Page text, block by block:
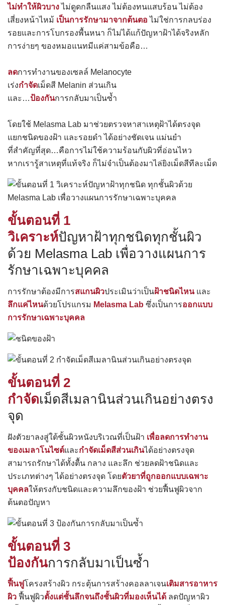
ไม่ทำให้ผิวบางไม่ดูดกลืนแสง ไม่ต้องทนแสบร้อน ไม่ต้อง
เสี่ยงหน้าไหม้ เป็นการรักษามาจากต้นตอ ไม่ใช่การกลบร่อง
รอยและการโบกรองพื้นหนา ก็ไม่ได้แก้ปัญหาฝ้าได้จริงหลัก
การง่ายๆ ของหมอแนทมีแค่สามข้อคือ…
ลดการทำงานของเซลล์ Melanocyte
เร่งกำจัดเม็ดสี Melanin ส่วนเกิน
และ…ป้องกันการกลับมาเป็นซ้ำ
โดยใช้ Melasma Lab มาช่วยตรวจหาสาเหตุฝ้าได้ตรงจุด
แยกชนิดของฝ้า และรอยดำ ได้อย่างชัดเจน แม่นยำ
ที่สำคัญที่สุด…คือการไม่ใช้ความร้อนกับผิวที่อ่อนไหว
หากเรารู้สาเหตุที่แท้จริง ก็ไม่จำเป็นต้องมาไล่ยิงเม็ดสีทีละเม็ด
ขั้นตอนที่ 1
วิเคราะห์ปัญหาฝ้าทุกชนิดทุกชั้นผิว
ด้วย Melasma Lab เพื่อวางแผนการ
รักษาเฉพาะบุคคล
การรักษาต้องมีการสแกนผิวประเมินว่าเป็นฝ้าชนิดไหนและ
ลึกแค่ไหนด้วยโปรแกรม Melasma Lab ซึ่งเป็นการออกแบบ
การรักษาเฉพาะบุคคล
ขั้นตอนที่ 2
กำจัดเม็ดสีเมลานินส่วนเกินอย่างตรง
จุด
ฝังตัวยาลงสู่ใต้ชั้นผิวหนังบริเวณที่เป็นฝ้า เพื่อลดการทำงาน
ของเมลาโนไซต์และกำจัดเม็ดสีส่วนเกินได้อย่างตรงจุด
สามารถรักษาได้ทั้งตื้น กลาง และลึก ช่วยลดฝ้าชนิดและ
ประเภทต่างๆ ได้อย่างตรงจุด โดยตัวยาที่ถูกออกแบบเฉพาะ
บุคคลให้ตรงกับชนิดและความลึกของฝ้า ช่วยฟื้นฟูผิวจาก
ต้นตอปัญหา
ขั้นตอนที่ 3
ป้องกันการกลับมาเป็นซ้ำ
ฟื้นฟู โครงสร้างผิว กระตุ้นการสร้างคอลลาเจนเติมสารอาหาร
ผิว ฟื้นฟูผิวตั้งแต่ชั้นลึกจนถึงชั้นผิวที่มองเห็นได้ ลดปัญหาผิว